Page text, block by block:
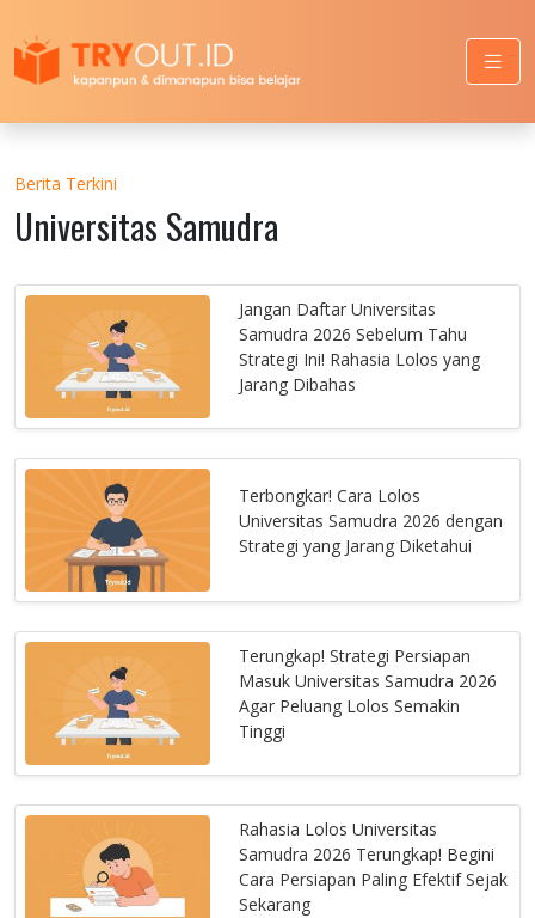
Berita Terkini
Universitas Samudra
Jangan Daftar Universitas
Samudra 2026 Sebelum Tahu
Strategi Ini! Rahasia Lolos yang
Jarang Dibahas
Terbongkar! Cara Lolos
Universitas Samudra 2026 dengan
Strategi yang Jarang Diketahui
Terungkap! Strategi Persiapan
Masuk Universitas Samudra 2026
Agar Peluang Lolos Semakin
Tinggi
Rahasia Lolos Universitas
Samudra 2026 Terungkap! Begini
Cara Persiapan Paling Efektif Sejak
Sekarang